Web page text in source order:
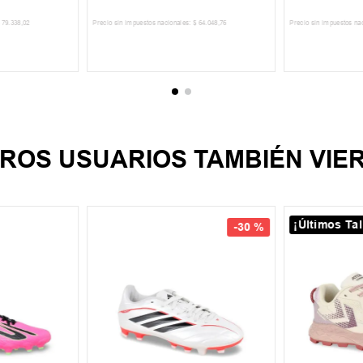
79.338 ,02 Precio sin impuestos nacionales: $ 64.048 ,76 Precio sin impuestos
USUARIOS TAMBIÉN
-30 % ¡Últimos